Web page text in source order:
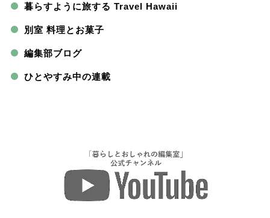
暮らすように旅する Travel Hawaii
別室 料理とお菓子
編集部ブログ
ひとやすみ中の連載